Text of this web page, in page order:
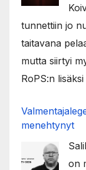
tunnettiin jo
taitavana
mutta siirtyi
RoPS:n
menehtynyt
on